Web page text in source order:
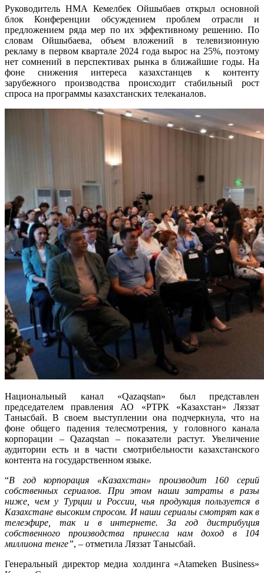
Руководитель НМА Кемелбек Ойшыбаев открыл основной
блок Конференции обсуждением проблем отрасли и
предложением ряда мер по их эффективному решению. По
словам Ойшыбаева, объем вложений в телевизионную
рекламу в первом квартале 2024 года вырос на 25%, поэтому
нет сомнений в перспективах рынка в ближайшие годы. На
фоне снижения интереса казахстанцев к контенту
зарубежного производства происходит стабильный рост
спроса на программы казахстанских телеканалов.
Национальный канал «Qazaqstan» был представлен
председателем правления АО «РТРК «Казахстан» Ляззат
Танысбай. В своем выступлении она подчеркнула, что на
фоне общего падения телесмотрения, у головного канала
корпорации – Qazaqstan – показатели растут. Увеличение
аудитории есть и в части смотрибельности казахстанского
контента на государственном языке.
“В год корпорация «Казахстан» производит 160 серий
собственных сериалов. При этом наши затраты в разы
ниже, чем у Турции и России, чья продукция пользуется в
Казахстане высоким спросом. И наши сериалы смотрят как в
телеэфире, так и в интернете. За год дистрибуция
собственного производства принесла нам доход в 104
миллиона тенге”, – отметила Ляззат Танысбай.
Генеральный директор медиа холдинга «Atameken Business»